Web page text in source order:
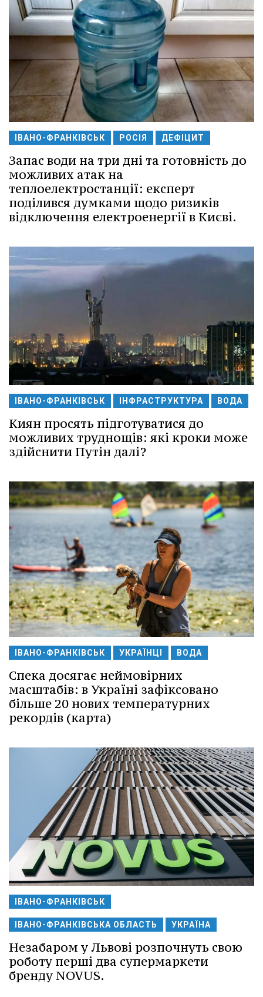
ІВАНО-ФРАНКІВСЬК РОСІЯ ДЕФІЦИТ
Запас води на три дні та готовність до
можливих атак на
теплоелектростанції: експерт
поділився думками щодо ризиків
відключення електроенергії в Києві.
ІВАНО-ФРАНКІВСЬК ІНФРАСТРУКТУРА ВОДА
Киян просять підготуватися до
можливих труднощів: які кроки може
здійснити Путін далі?
ІВАНО-ФРАНКІВСЬК УКРАЇНЦІ ВОДА
Спека досягає неймовірних
масштабів: в Україні зафіксовано
більше 20 нових температурних
рекордів (карта)
ІВАНО-ФРАНКІВСЬК
ІВАНО-ФРАНКІВСЬКА ОБЛАСТЬ УКРАЇНА
Незабаром у Львові розпочнуть свою
роботу перші два супермаркети
бренду NOVUS.